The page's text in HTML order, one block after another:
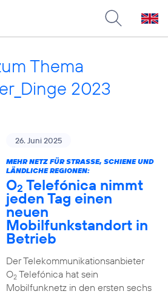
Thema
2023
26. Juni 2025
MEHR NETZ FÜR STRASSE, SCHIENE UND L
ÄNDLICHE REGIONEN:
O2 Telefónica nimmt
jeden Tag einen
neuen
Mobilfunkstandort in
Betrieb
Der Telekommunikationsanbieter
O2Telefónica hat sein
Mobilfunknetz in den ersten sechs